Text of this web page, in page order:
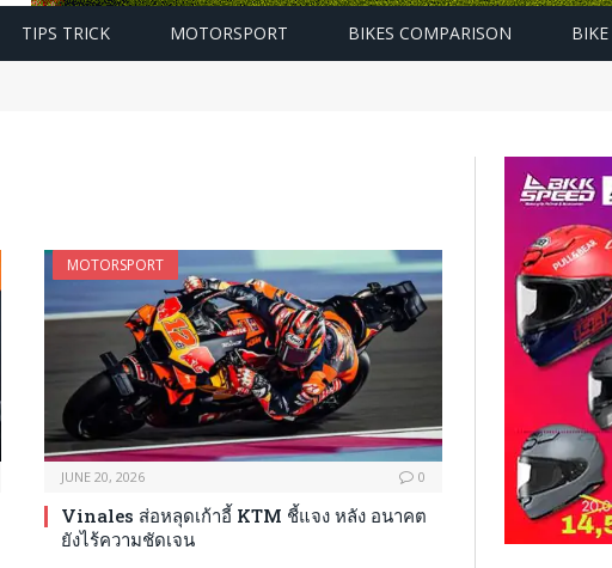
TIPS TRICK MOTORSPORT BIKES COMPARISON
MOTORSPORT
JUNE 20, 2026 0
Vinales ส่อหลุดเก้าอี้ KTM ชี้แจง หลัง อนาคต
ยังไร้ความชัดเจน